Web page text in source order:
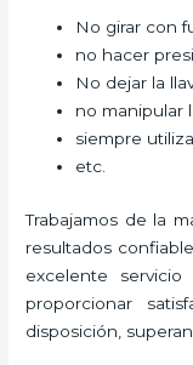
No girar con
no hacer
No dejar la
no manipular
siempre
etc.
Trabajamos de la
resultados
excelente servicio
proporcionar
disposición,